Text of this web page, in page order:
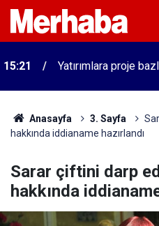
15:21 Yatırımlara proje
Anasayfa 3. Sayfa
hakkında iddianame hazırlandı
Sarar çiftini darp
hakkında